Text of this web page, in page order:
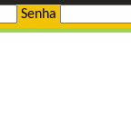
Senha